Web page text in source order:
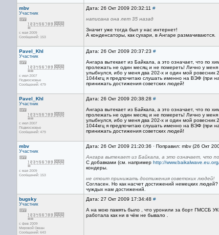
mbv
Участник
с мая 2009
Сообщений: 153
Дата: 26 Окт 2009 20:32:11 #
написана она лет 35 назад
Значит уже тогда был у нас интернет!
А конденсаторы, как сухари, в Ангаре размачиваются.
Pavel_Khl
Участник
с июл 2007
Подмосковье
Сообщений: 479
Дата: 26 Окт 2009 20:37:23 #
Ангара вытекает из Байкала, а это означает, что по
пролежать не один месяц и не помереть! Лично у
улыбнулся, ибо у меня два 202-х и один мой ровесник
1044кгц я предпочитаю слушать именно на ВЭФ (при
принижать достижения советских людей!
Pavel_Khl
Участник
с июл 2007
Подмосковье
Сообщений: 479
Дата: 26 Окт 2009 20:38:28 #
Ангара вытекает из Байкала, а это означает, что по
пролежать не один месяц и не помереть! Лично у
улыбнулся, ибо у меня два 202-х и один мой ровесник
1044кгц я предпочитаю слушать именно на ВЭФ (при
принижать достижения советских людей!
mbv
Участник
с мая 2009
Сообщений: 153
Дата: 26 Окт 2009 21:20:36 · Поправил: mbv (26 Окт
Ангара вытекает из Байкала, а это означает, что
С добавками (см. например http://
кондеры.
не стоит принижать достижения советских людей!
Согласен. Но как насчет достижений немецких
чуждых нам достижений.
bugsky
Участник
с фев 2009
Мировой Океан
Сообщений: 643
Дата: 27 Окт 2009 17:34:48 #
А на мою память было , что уронили за борт ГМССБ
работала как ни в чём не бывало .